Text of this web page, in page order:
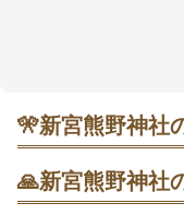
所」の本殿へ参拝
に入れやすいです
通安全・健康長寿
人にも向きそうで
🎌新宮熊野神社
2024年11月15〜24
実施予定。期間中は
り、夕方は人が集ま
🙏新宮熊野神社